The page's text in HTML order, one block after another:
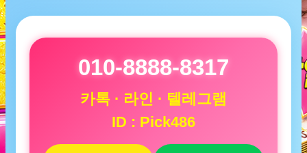
010-8888-8317
카톡 · 라인 · 텔레그램
ID : Pick486